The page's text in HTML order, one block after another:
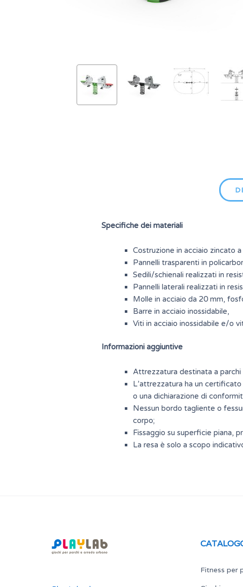
Specifiche dei materiali
Costruzione in acciaio zincato
Pannelli trasparenti in
Sedili/schienali realizzati in
Pannelli laterali realizzati in
Molle in acciaio da 20 mm,
Barre in acciaio inossidabile,
Viti in acciaio inossidabile e/o
Informazioni aggiuntive
Attrezzatura destinata a parchi
L’attrezzatura ha un
o una dichiarazione di
Nessun bordo tagliente o
corpo;
Fissaggio su superficie piana,
La resa è solo a scopo
Fitness per